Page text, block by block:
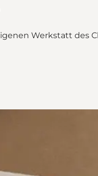
Werkstatt des